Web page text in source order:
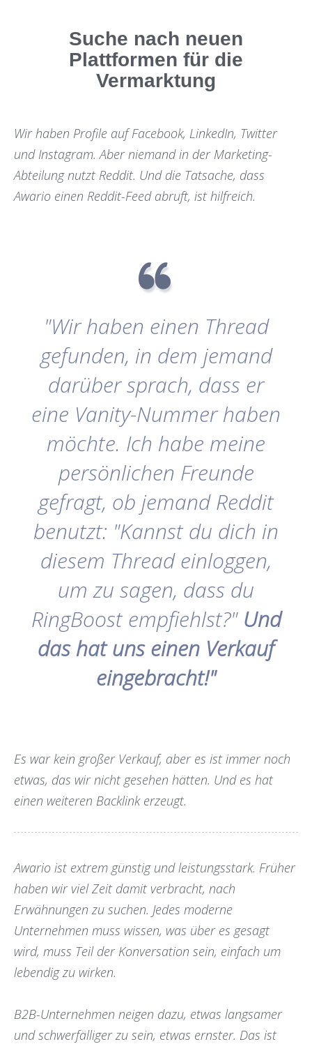
Suche nach neuen
Plattformen für die
Vermarktung
Wir haben Profile auf Facebook, LinkedIn, Twitter
und Instagram. Aber niemand in der Marketing-
Abteilung nutzt Reddit. Und die Tatsache, dass
Awario einen Reddit-Feed abruft, ist hilfreich.
"Wir haben einen Thread
gefunden, in dem jemand
darüber sprach, dass er
eine Vanity-Nummer haben
möchte. Ich habe meine
persönlichen Freunde
gefragt, ob jemand Reddit
benutzt: "Kannst du dich in
diesem Thread einloggen,
um zu sagen, dass du
RingBoost empfiehlst?" Und
das hat uns einen Verkauf
eingebracht!"
Es war kein großer Verkauf, aber es ist immer noch
etwas, das wir nicht gesehen hätten. Und es hat
einen weiteren Backlink erzeugt.
Awario ist extrem günstig und leistungsstark. Früher
haben wir viel Zeit damit verbracht, nach
Erwähnungen zu suchen. Jedes moderne
Unternehmen muss wissen, was über es gesagt
wird, muss Teil der Konversation sein, einfach um
lebendig zu wirken.
B2B-Unternehmen neigen dazu, etwas langsamer
und schwerfälliger zu sein, etwas ernster. Das ist